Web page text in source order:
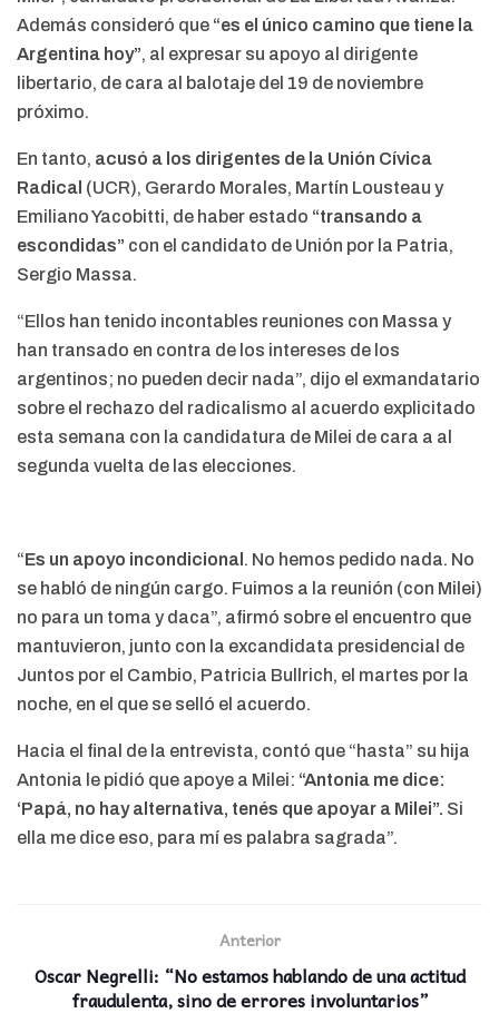
Además consideró que “es el único camino que tiene la
Argentina hoy”, al expresar su apoyo al dirigente
libertario, de cara al balotaje del 19 de noviembre
próximo.
En tanto, acusó a los dirigentes de la Unión Cívica
Radical (UCR), Gerardo Morales, Martín Lousteau y
Emiliano Yacobitti, de haber estado “transando a
escondidas” con el candidato de Unión por la Patria,
Sergio Massa.
“Ellos han tenido incontables reuniones con Massa y
han transado en contra de los intereses de los
argentinos; no pueden decir nada”, dijo el exmandatario
sobre el rechazo del radicalismo al acuerdo explicitado
esta semana con la candidatura de Milei de cara a al
segunda vuelta de las elecciones.
“Es un apoyo incondicional . No hemos pedido nada. No
se habló de ningún cargo. Fuimos a la reunión (con Milei)
no para un toma y daca”, afirmó sobre el encuentro que
mantuvieron, junto con la excandidata presidencial de
Juntos por el Cambio, Patricia Bullrich, el martes por la
noche, en el que se selló el acuerdo.
Hacia el final de la entrevista, contó que “hasta” su hija
Antonia le pidió que apoye a Milei: “Antonia me dice:
‘Papá, no hay alternativa, tenés que apoyar a Milei”. Si
ella me dice eso, para mí es palabra sagrada”.
Anterior
Oscar Negrelli: “No estamos hablando de una actitud
fraudulenta, sino de errores involuntarios”